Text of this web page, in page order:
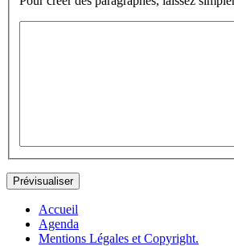
Accueil
Agenda
Mentions Légales et Copyright.